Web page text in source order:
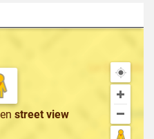
en street view